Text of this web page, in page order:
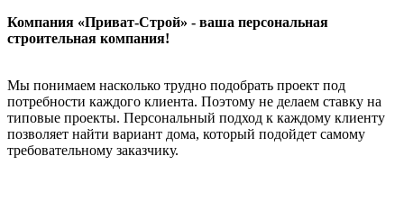
Компания «Приват-Строй» - ваша персональная
строительная компания!
Мы понимаем насколько трудно подобрать проект под
потребности каждого клиента. Поэтому не делаем ставку на
типовые проекты. Персональный подход к каждому клиенту
позволяет найти вариант дома, который подойдет самому
требовательному заказчику.